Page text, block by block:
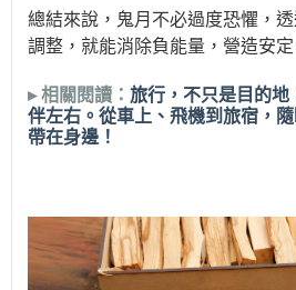
總結來說，鬼月不必過度恐懼，
調整，就能消除負能量，營造安
▸ 相關閱讀： 旅行，不只是目的地
伴左右 。從車上、飛機到旅宿，
帶在身邊！